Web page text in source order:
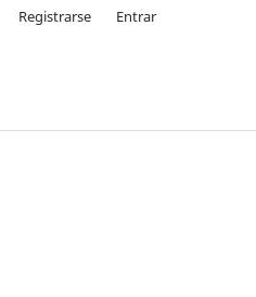
Registrarse Entrar